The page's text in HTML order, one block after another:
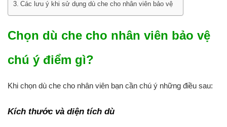
Các lưu ý khi sử dụng dù che cho nhân viên bảo vệ
Chọn dù che cho nhân viên bảo vệ
chú ý điểm gì?
Khi chọn dù che cho nhân viên bạn cần chú ý những điều sau:
Kích thước và diện tích dù